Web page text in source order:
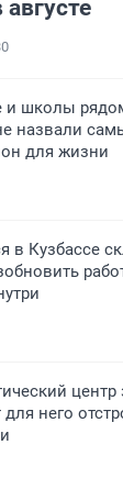
ТОП 5
назвали
для жизни